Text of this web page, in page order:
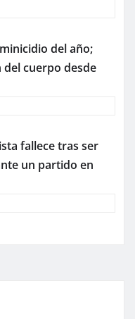
del año;
del cuerpo desde
fallece tras ser
un partido en